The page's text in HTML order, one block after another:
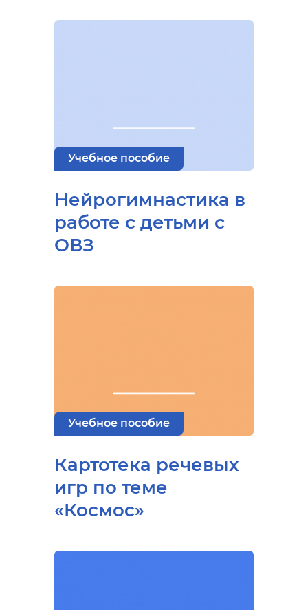
Учебное пособие
Нейрогимнастика в
работе с детьми с
ОВЗ
Учебное пособие
Картотека речевых
игр по теме
«Космос»